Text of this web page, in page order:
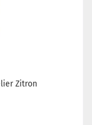
Zitron